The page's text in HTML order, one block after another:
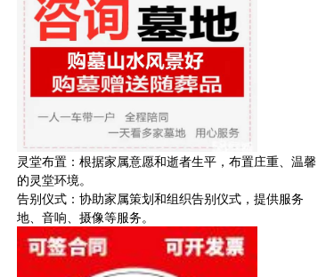
灵堂布置：根据家属意愿和逝者生平，布置庄重、温馨
的灵堂环境。
告别仪式：协助家属策划和组织告别仪式，提供服务
地、音响、摄像等服务。